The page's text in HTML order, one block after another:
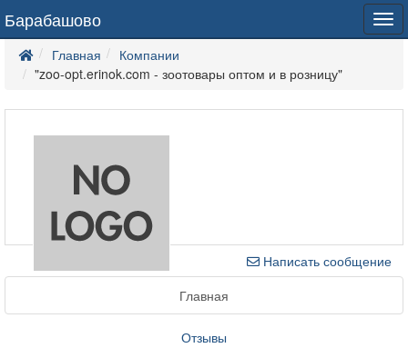
Барабашово
Главная
Компании
"zoo-opt.erinok.com - зоотовары оптом и в розницу"
Написать сообщение
Главная
Отзывы